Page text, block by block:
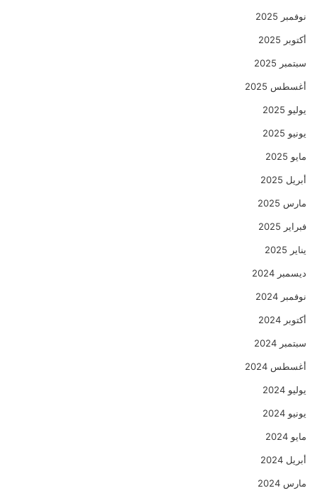
نوفمبر 2025
أكتوبر 2025
سبتمبر 2025
أغسطس 2025
يوليو 2025
يونيو 2025
مايو 2025
أبريل 2025
مارس 2025
فبراير 2025
يناير 2025
ديسمبر 2024
نوفمبر 2024
أكتوبر 2024
سبتمبر 2024
أغسطس 2024
يوليو 2024
يونيو 2024
مايو 2024
أبريل 2024
مارس 2024